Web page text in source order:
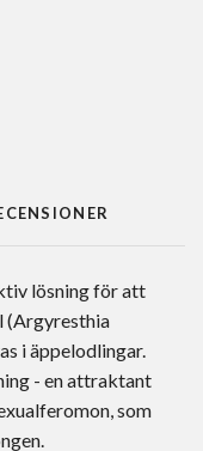
lösning för att
(Argyresthia
i äppelodlingar.
- en attraktant
som